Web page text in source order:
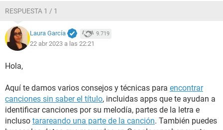
RESPUESTA 1 / 1
Laura García 9.719
22 abr 2023 a las 22:21
Hola,
Aquí te damos varios consejos y técnicas para encontrar
canciones sin saber el título, incluidas apps que te ayudan a
identificar canciones por su melodía, partes de la letra e
incluso tarareando una parte de la canción. También puedes